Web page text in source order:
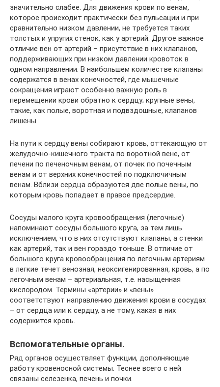
значительно слабее. Для движения крови по венам,
которое происходит практически без пульсации и при
сравнительно низком давлении, не требуется таких
толстых и упругих стенок, как у артерий. Другое важное
отличие вен от артерий – присутствие в них клапанов,
поддерживающих при низком давлении кровоток в
одном направлении. В наибольшем количестве клапаны
содержатся в венах конечностей, где мышечные
сокращения играют особенно важную роль в
перемещении крови обратно к сердцу; крупные вены,
такие, как полые, воротная и подвздошные, клапанов
лишены.
На пути к сердцу вены собирают кровь, оттекающую от
желудочно-кишечного тракта по воротной вене, от
печени по печеночным венам, от почек по почечным
венам и от верхних конечностей по подключичным
венам. Вблизи сердца образуются две полые вены, по
которым кровь попадает в правое предсердие.
Сосуды малого круга кровообращения (легочные)
напоминают сосуды большого круга, за тем лишь
исключением, что в них отсутствуют клапаны, а стенки
как артерий, так и вен гораздо тоньше. В отличие от
большого круга кровообращения по легочным артериям
в легкие течет венозная, неоксигенированная, кровь, а по
легочным венам – артериальная, т.е. насыщенная
кислородом. Термины «артерии» и «вены»
соответствуют направлению движения крови в сосудах
– от сердца или к сердцу, а не тому, какая в них
содержится кровь.
Вспомогательные органы.
Ряд органов осуществляет функции, дополняющие
работу кровеносной системы. Теснее всего с ней
связаны селезенка, печень и почки.